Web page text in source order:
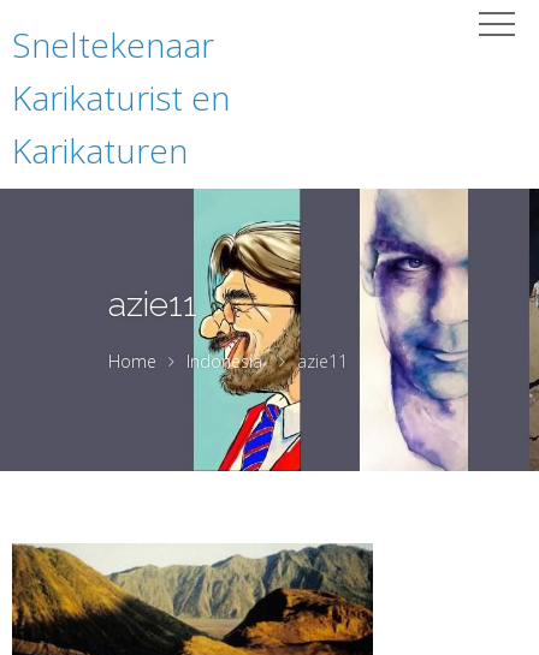
Sneltekenaar
Karikaturist en
Karikaturen
azie11
Home Indonesia azie11